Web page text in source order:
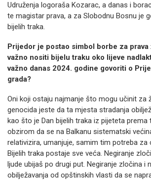
Udruženja logoraša Kozarac, a danas i
te magistar prava, a za Slobodnu Bosnu je
bijelih traka.
Prijedor je postao simbol borbe za prava
važno nositi bijelu traku oko lijeve
važno danas 2024. godine govoriti o
grada?
Oni koji ostaju najmanje što mogu učinit za
genocida jeste da ta mjesta stradanja
kao što je Dan bijelih traka iz pijeteta prema
obzirom da se na Balkanu sistematski
relativizira, umanjuje, samim tim potreba za
Bijelih traka postaje sve veća. Negiranje
ljude ubijaš po drugi put. Negiranje zločina i
obilježavanja od opštinskih vlasti da se